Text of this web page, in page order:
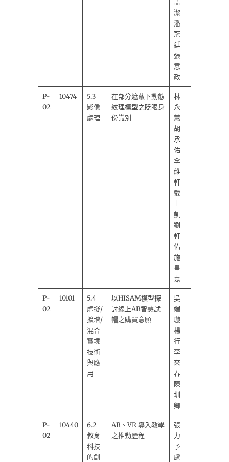
孟
潔
潘
冠
廷
張
意
政
P-
02
10474
5.3
影像
處理
在部分遮蔽下動態
紋理模型之眨眼身
份識別
林
永
蕙
胡
承
佑
李
維
軒
戴
士
凱
劉
軒
佑
施
皇
嘉
P-
02
10101
5.4
虛擬/
擴增/
混合
實境
技術
與應
用
以HISAM模型探
討線上AR智慧試
帽之購買意願
吳
端
璇
楊
行
李
來
春
陳
圳
卿
P-
02
10440
6.2
教育
科技
的創
AR、VR 導入教學
之推動歷程
張
力
予
盧